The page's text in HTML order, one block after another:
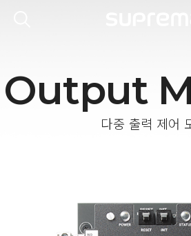
Output
다중 출력 제어